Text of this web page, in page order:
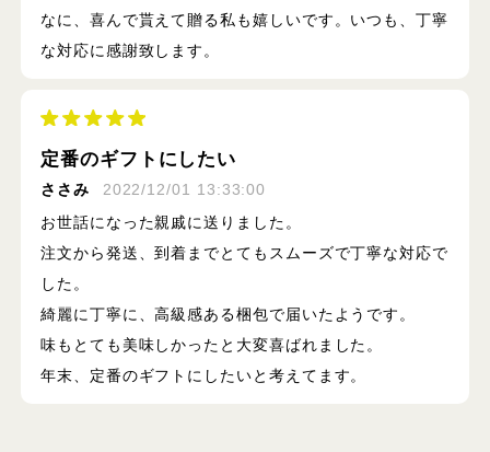
なに、喜んで貰えて贈る私も嬉しいです。いつも、丁寧
な対応に感謝致します。
定番のギフトにしたい
ささみ
2022/12/01 13:33:00
お世話になった親戚に送りました。
注文から発送、到着までとてもスムーズで丁寧な対応で
した。
綺麗に丁寧に、高級感ある梱包で届いたようです。
味もとても美味しかったと大変喜ばれました。
年末、定番のギフトにしたいと考えてます。